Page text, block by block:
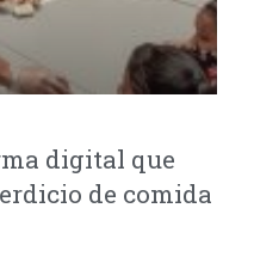
digital que
de comida